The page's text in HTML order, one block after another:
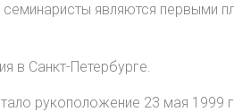
являются первыми
в Санкт-Петербурге.
рукоположение 23 мая 1999